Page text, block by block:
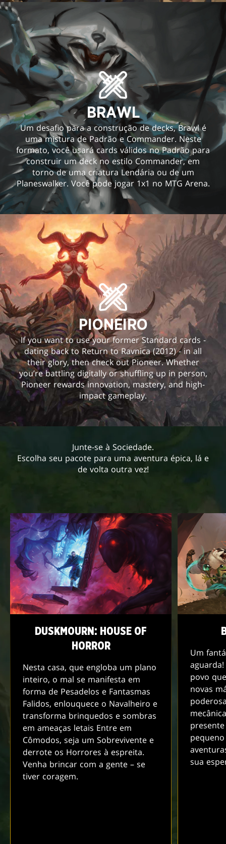
BRAWL
Um desafio para a construção de decks, Brawl é
uma mistura de Padrão e Commander. Neste
formato, você usará cards válidos no Padrão para
construir um deck no estilo Commander, em
torno de uma criatura Lendária ou de um
Planeswalker. Você pode jogar 1x1 no MTG Arena.
PIONEIRO
If you want to use your former Standard cards -
dating back to Return to Ravnica (2012) - in all
their glory, then check out Pioneer. Whether
you’re battling digitally or shuffling up in person,
Pioneer rewards innovation, mastery, and high-
impact gameplay.
Junte-se à Sociedade.
Escolha seu pacote para uma aventura épica, lá e
de volta outra vez!
DUSKMOURN: HOUSE OF
HORROR
Nesta casa, que engloba um plano
inteiro, o mal se manifesta em
forma de Pesadelos e Fantasmas
Falidos, enlouquece o Navalheiro e
transforma brinquedos e sombras
em ameaças letais Entre em
Cômodos, seja um Sobrevivente e
derrote os Horrores à espreita.
Venha brincar com a gente – se
tiver coragem.
Um
povo
novas
presente
sua